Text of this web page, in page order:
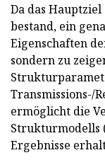
Da das
bestand, ein
Eigenschaften
sondern zu
Transmissions-/
ermöglicht die
Strukturmodells
Ergebnisse